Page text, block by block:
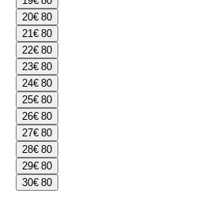
20€ 80
21€ 80
22€ 80
23€ 80
24€ 80
25€ 80
26€ 80
27€ 80
28€ 80
29€ 80
30€ 80